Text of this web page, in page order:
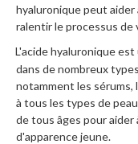
hyaluronique peut aider
ralentir le processus de
L'acide hyaluronique
dans de nombreux
notamment les
à tous les types de
de tous âges pour
d'apparence jeune.